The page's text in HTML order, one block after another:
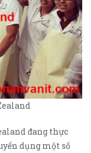
đang thực
dụng một số